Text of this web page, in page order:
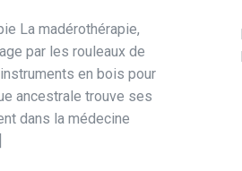
La madérothérapie,
par les rouleaux de
en bois pour
ancestrale trouve ses
dans la médecine